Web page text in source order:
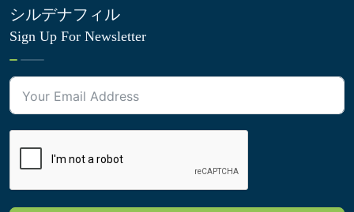
シルデナフィル
Sign Up For Newsletter